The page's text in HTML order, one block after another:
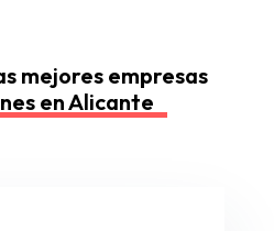
mejores empresas
en Alicante